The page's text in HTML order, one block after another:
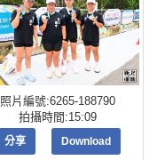
照片編號:6265-188790
拍攝時間:15:09
分享 Download